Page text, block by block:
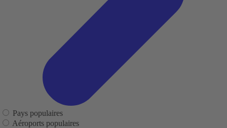
Pays populaires
Aéroports populaires